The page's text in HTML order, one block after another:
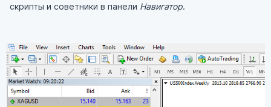
скрипты и советники в панели Навигатор.